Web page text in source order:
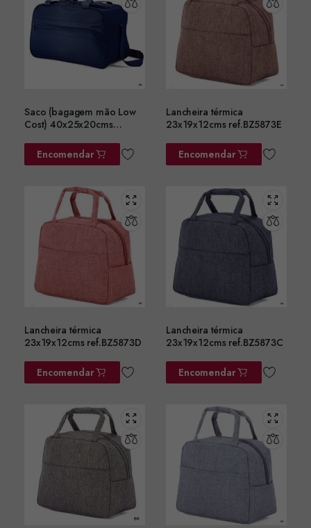
Saco (bagagem mão Low
Cost) 40x25x20cms
Encomendar
Lancheira térmica
23x19x12cms ref.BZ5873E
Encomendar
Lancheira térmica
23x19x12cms ref.BZ5873D
Encomendar
Lancheira térmica
23x19x12cms ref.BZ5873C
Encomendar